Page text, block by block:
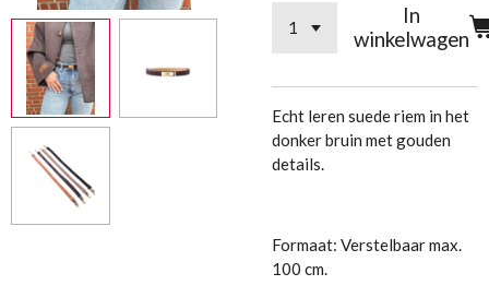
In
winkelwagen
Echt leren suede riem in het
donker bruin met gouden
details.
Formaat: Verstelbaar max.
100 cm.